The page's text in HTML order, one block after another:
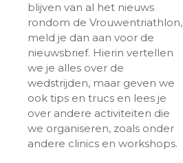
blijven van al het nieuws
rondom de Vrouwentriathlon,
meld je dan aan voor de
nieuwsbrief. Hierin vertellen
we je alles over de
wedstrijden, maar geven we
ook tips en trucs en lees je
over andere activiteiten die
we organiseren, zoals onder
andere clinics en workshops.